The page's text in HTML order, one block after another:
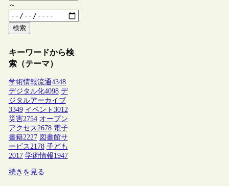
～
検索
キーワードから検
索（テーマ）
学術情報流通4348
デジタル化4098 デ
ジタルアーカイブ
3349 イベント 3012
災害2754 オープン
アクセス2678 電子
書籍2227 図書館サ
ービス2178 子ども
2017 学術情報1947
続きを見る